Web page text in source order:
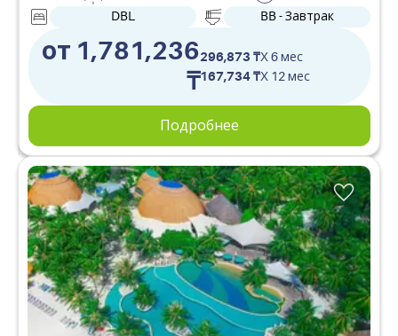
от 1,781,236
₸
296,873 ₸X 6 мес
167,734 ₸X 12 мес
DBL
BB - Завтрак
Подробнее